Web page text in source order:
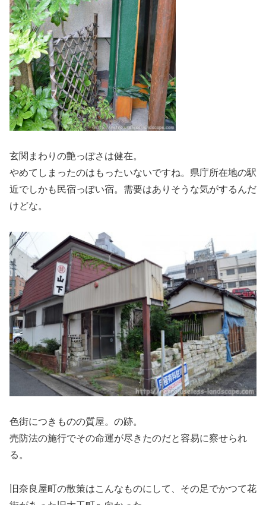
玄関まわりの艶っぽさは健在。
やめてしまったのはもったいないですね。県庁所在地の駅
近でしかも民宿っぽい宿。需要はありそうな気がするんだ
けどな。
色街につきものの質屋。の跡。
売防法の施行でその命運が尽きたのだと容易に察せられ
る。
旧奈良屋町の散策はこんなものにして、その足でかつて花